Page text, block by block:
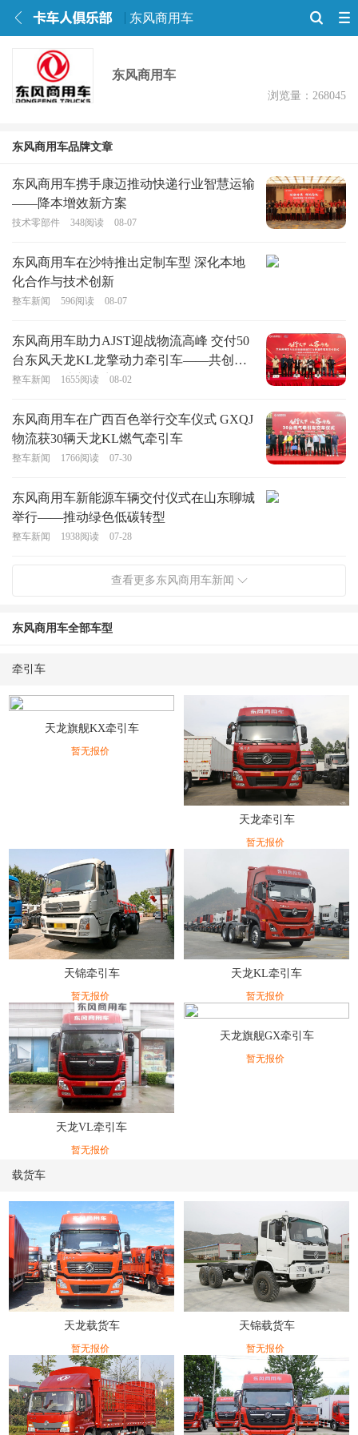
东风商用车
东风商用车
浏览量：268045
东风商用车品牌文章
东风商用车携手康迈推动快递行业智慧运输
——降本增效新方案
技术零部件 348阅读 08-07
东风商用车在沙特推出定制车型 深化本地
化合作与技术创新
整车新闻 596阅读 08-07
东风商用车助力AJST迎战物流高峰 交付50
台东风天龙KL龙擎动力牵引车——共创高
效可靠物流新篇章
整车新闻 1655阅读 08-02
东风商用车在广西百色举行交车仪式 GXQJ
物流获30辆天龙KL燃气牵引车
整车新闻 1766阅读 07-30
东风商用车新能源车辆交付仪式在山东聊城
举行——推动绿色低碳转型
整车新闻 1938阅读 07-28
查看更多东风商用车新闻
东风商用车全部车型
牵引车
天龙旗舰KX牵引车
暂无报价
天龙牵引车
暂无报价
天锦牵引车
暂无报价
天龙KL牵引车
暂无报价
天龙VL牵引车
暂无报价
天龙旗舰GX牵引车
暂无报价
载货车
天龙载货车
暂无报价
天锦载货车
暂无报价